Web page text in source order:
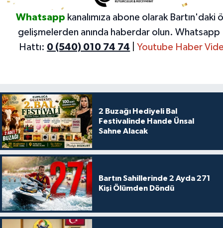
Whatsapp kanalımıza abone olarak Bartın'daki
gelişmelerden anında haberdar olun. Whatsapp
Hattı: 0 (540) 010 74 74 Youtube Haber
2 Buzağı Hediyeli Bal
Festivalinde Hande Ünsal
Sahne Alacak
Bartın Sahillerinde 2 Ayda 271
Kişi Ölümden Döndü